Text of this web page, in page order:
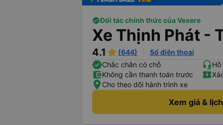
Đối tác chính thức của Vexere
Xe Thịnh Phát -
4.1 (644)
Số điện thoại
Chắc chắn có chỗ
Không cần thanh toán trước
Cho theo dõi hành trình xe
Xem giá &